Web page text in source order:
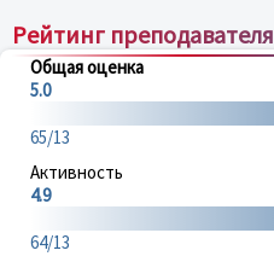
Рейтинг преподавателя
Общая оценка
5.0
65/13
Активность
4.9
64/13